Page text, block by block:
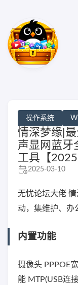
操作系统
情深梦缘|
声显网蓝牙
工具【
2025-03-10
无忧论坛大佬
动，集维护、办
内置功能
摄像头 PPPOE
能 MTP(USB连